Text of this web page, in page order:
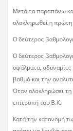
Μετά τα παραπάνω
ολοκληρωθεί η
Ο δεύτερος
Ο δεύτερος
σφάλματα, αδυναμίες
βαθμό και την
Όταν ολοκληρώσει
επιτροπή του Β.Κ.
Κατά την κατανομή